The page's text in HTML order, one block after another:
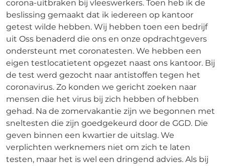
corona-uitbraken bij vleeswerkers. Toen heb ik de
beslissing gemaakt dat ik iedereen op kantoor
getest wilde hebben. Wij hebben toen een bedrijf
uit Oss benaderd die ons en onze opdrachtgevers
ondersteunt met coronatesten. We hebben een
eigen testlocatietent opgezet naast ons kantoor. Bij
de test werd gezocht naar antistoffen tegen het
coronavirus. Zo konden we gericht zoeken naar
mensen die het virus bij zich hebben of hebben
gehad. Na de zomervakantie zijn we begonnen met
sneltesten die zijn goedgekeurd door de GGD. Die
geven binnen een kwartier de uitslag. We
verplichten werknemers niet om zich te laten
testen, maar het is wel een dringend advies. Als bij